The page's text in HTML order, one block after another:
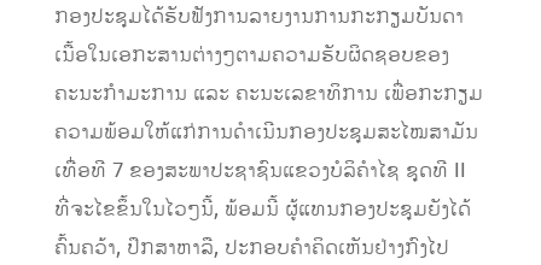
ກອງປະຊຸມໄດ້ຮັບຟັງການລາຍງານການກະກຽມບັນດາ
ເນື້ອໃນເອກະສານຕ່າງໆຕາມຄວາມຮັບຜິດຊອບຂອງ
ຄະນະກຳມະການ ແລະ ຄະນະເລຂາທິການ ເພື່ອກະກຽມ
ຄວາມພ້ອມໃຫ້ແກ່ການດໍາເນີນກອງປະຊຸມສະໄໝສາມັນ
ເທື່ອທີ 7 ຂອງສະພາປະຊາຊົນແຂວງບໍລິຄໍາໄຊ ຊຸດທີ II
ທີ່ຈະໄຂຂຶ້ນໃນໄວໆນີ້, ພ້ອມນີ້ ຜູ້ແທນກອງປະຊຸມຍັງໄດ້
ຄົ້ນຄວ້າ, ປຶກສາຫາລື, ປະກອບຄໍາຄິດເຫັນຢ່າງກົງໄປ